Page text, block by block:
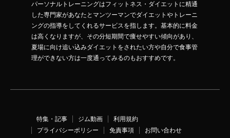
パーソナルトレーニングはフィットネス・ダイエットに精通
した専門家があなたとマンツーマンでダイエットやトレーニ
ングの指導をしてくれるサービスを指します。基本的に料金
は高くなりますが、その分短期間で痩せやすい傾向があり、
夏場に向け追い込みダイエットをされたい方や自分で食事管
理ができない方は一度通ってみるのもおすすめです。
特集・記事 ジム動画
利用規約
プライバシーポリシー
免責事項 お問い合わせ